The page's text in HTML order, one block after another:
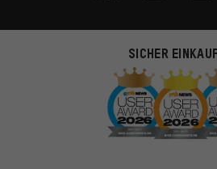
SICHER